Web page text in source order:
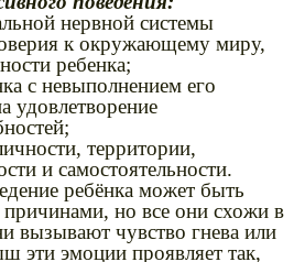
нервной системы
к окружающему миру,
ребенка;
с невыполнением его
удовлетворение
территории,
и самостоятельности.
ребёнка может быть
но все они схожи в
вызывают чувство гнева или
эти эмоции проявляет так,